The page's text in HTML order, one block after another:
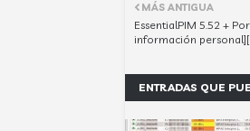
MÁS ANTIGUA
EssentialPIM 5.52 +
información
ENTRADAS QUE